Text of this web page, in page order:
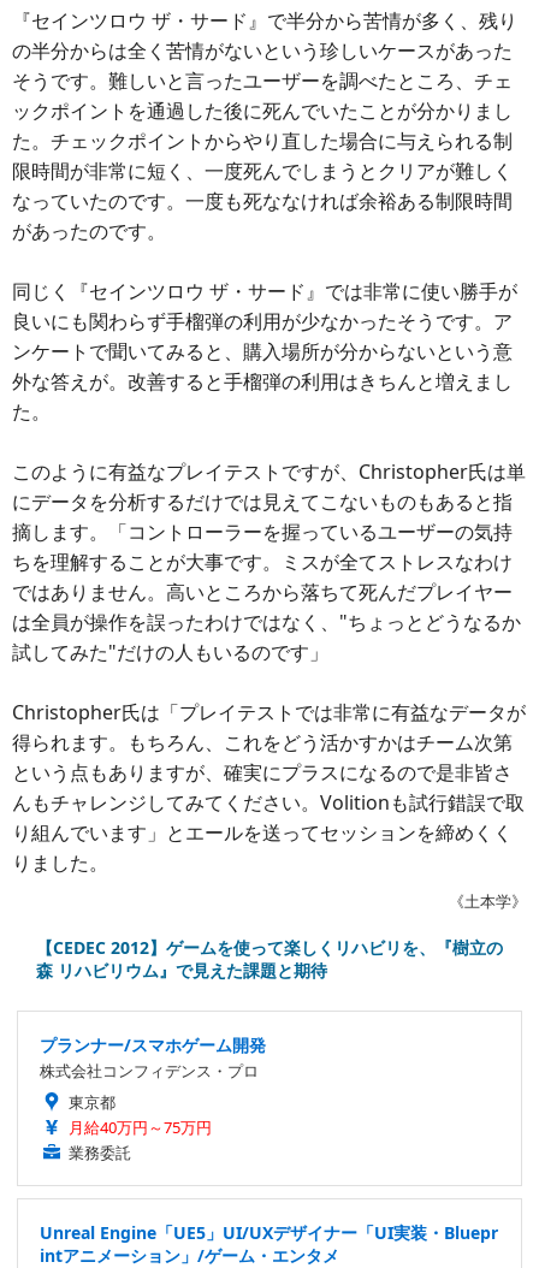
『セインツロウ ザ・サード』で半分から苦情が多く、残り
の半分からは全く苦情がないという珍しいケースがあった
そうです。難しいと言ったユーザーを調べたところ、チェ
ックポイントを通過した後に死んでいたことが分かりまし
た。チェックポイントからやり直した場合に与えられる制
限時間が非常に短く、一度死んでしまうとクリアが難しく
なっていたのです。一度も死ななければ余裕ある制限時間
があったのです。
同じく『セインツロウ ザ・サード』では非常に使い勝手が
良いにも関わらず手榴弾の利用が少なかったそうです。ア
ンケートで聞いてみると、購入場所が分からないという意
外な答えが。改善すると手榴弾の利用はきちんと増えまし
た。
このように有益なプレイテストですが、Christopher氏は単
にデータを分析するだけでは見えてこないものもあると指
摘します。「コントローラーを握っているユーザーの気持
ちを理解することが大事です。ミスが全てストレスなわけ
ではありません。高いところから落ちて死んだプレイヤー
は全員が操作を誤ったわけではなく、"ちょっとどうなるか
試してみた"だけの人もいるのです」
Christopher氏は「プレイテストでは非常に有益なデータが
得られます。もちろん、これをどう活かすかはチーム次第
という点もありますが、確実にプラスになるので是非皆さ
んもチャレンジしてみてください。Volitionも試行錯誤で取
り組んでいます」とエールを送ってセッションを締めくく
りました。
《土本学》
【CEDEC 2012】ゲームを使って楽しくリハビリを、『樹立の
森 リハビリウム』で見えた課題と期待
プランナー/スマホゲーム開発
株式会社コンフィデンス・プロ
東京都
月給40万円～75万円
業務委託
Unreal Engine「UE5」UI/UXデザイナー「UI実装・Bluepr
intアニメーション」/ゲーム・エンタメ